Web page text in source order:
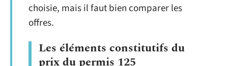
choisie, mais il faut bien comparer les
offres.
Les éléments constitutifs du
prix du permis 125